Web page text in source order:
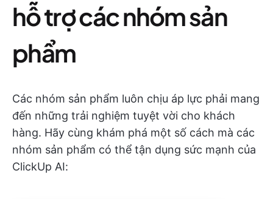
hỗ trợ các nhóm sản
phẩm
Các nhóm sản phẩm luôn chịu áp lực phải mang
đến những trải nghiệm tuyệt vời cho khách
hàng. Hãy cùng khám phá một số cách mà các
nhóm sản phẩm có thể tận dụng sức mạnh của
ClickUp AI: